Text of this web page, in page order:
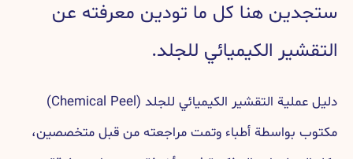
ستجدين هنا كل ما تودين معرفته عن
التقشير الكيميائي للجلد.
دليل عملية التقشير الكيميائي للجلد (Chemical Peel)
مكتوب بواسطة أطباء وتمت مراجعته من قبل متخصصين،